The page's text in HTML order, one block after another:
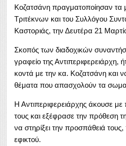
Κοζατσάνη πραγματοποίησαν τα
Τριτέκνων και του Συλλόγου
Καστοριάς, την Δευτέρα 21
Σκοπός των διαδοχικών
γραφείο της Αντιπεριφερειάρχη,
κοντά με την κα. Κοζατσάνη και
θέματα που απασχολούν τα
Η Αντιπεριφερειάρχης άκουσε
τους και εξέφρασε την πρόθεση
να στηρίξει την προσπάθειά
εφικτού.